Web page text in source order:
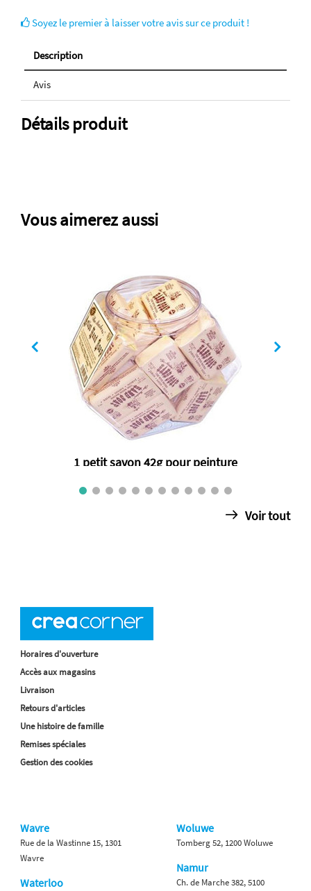
Soyez le premier à laisser votre avis sur ce produit !
Description
Avis
Détails produit
Vous aimerez aussi
1 petit savon 42g pour peinture
Voir tout
Horaires d'ouverture
Accès aux magasins
Livraison
Retours d'articles
Une histoire de famille
Remises spéciales
Gestion des cookies
Wavre
Rue de la Wastinne 15, 1301
Wavre
Waterloo
Woluwe
Tomberg 52, 1200 Woluwe
Namur
Ch. de Marche 382, 5100